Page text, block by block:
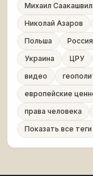
Михаил
Николай Азаров
Польша
Россия
Украина
ЦРУ
видео
европейские
права человека
Показать все теги